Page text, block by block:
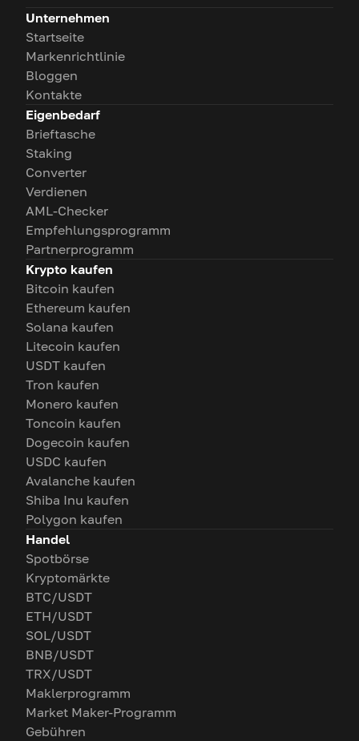
Unternehmen
Startseite
Markenrichtlinie
Bloggen
Kontakte
Eigenbedarf
Brieftasche
Staking
Converter
Verdienen
AML-Checker
Empfehlungsprogramm
Partnerprogramm
Krypto kaufen
Bitcoin kaufen
Ethereum kaufen
Solana kaufen
Litecoin kaufen
USDT kaufen
Tron kaufen
Monero kaufen
Toncoin kaufen
Dogecoin kaufen
USDC kaufen
Avalanche kaufen
Shiba Inu kaufen
Polygon kaufen
Handel
Spotbörse
Kryptomärkte
BTC/USDT
ETH/USDT
SOL/USDT
BNB/USDT
TRX/USDT
Maklerprogramm
Market Maker-Programm
Gebühren